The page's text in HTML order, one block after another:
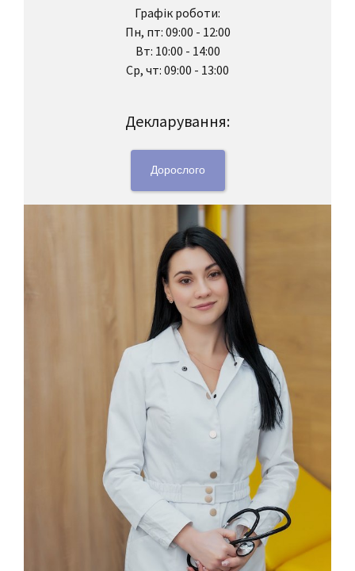
Графік роботи:
Пн, пт: 09:00 - 12:00
Вт: 10:00 - 14:00
Ср, чт: 09:00 - 13:00
Декларування:
Дорослого